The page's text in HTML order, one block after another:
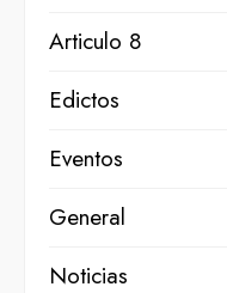
Articulo 8
Edictos
Eventos
General
Noticias